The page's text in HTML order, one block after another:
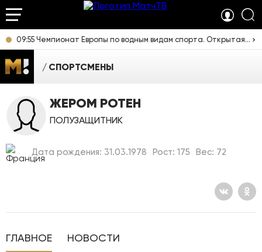
09:55 Чемпионат Европы по водным видам спорта. Открытая вода. Женщины 3 км. Прямая трансляция из Франции
СПОРТСМЕНЫ
ЖЕРОМ РОТЕН
ПОЛУЗАЩИТНИК
Дата рождения: 31.03.1978 Рост: 175 Вес: 72
ГЛАВНОЕ НОВОСТИ